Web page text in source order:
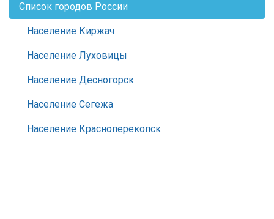
Список городов России
Население Киржач
Население Луховицы
Население Десногорск
Население Сегежа
Население Красноперекопск